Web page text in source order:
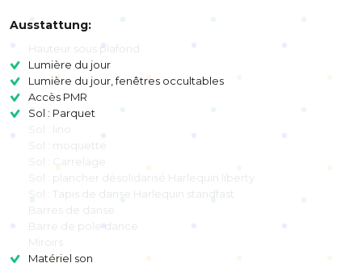
Ausstattung:
Hauteur sous plafond
Lumière du jour
Lumière du jour, fenêtres occultables
Accès PMR
Sol : Parquet
Sol : lino
Sol : moquette
Sol : Carrelage
Sol : plancher désolidarisé Harlequin liberty
Sol : Tapis de danse Harlequin standfast
Barres de danse
Barre de pole dance
Miroirs
Matériel son